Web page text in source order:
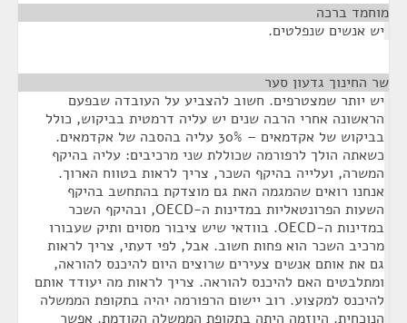
מוחמד ברכה
יש אנשים שנפלטים.
שר החינוך גדעון סער
יש יותר שמצטרפים. חשוב להצביע על העובדה שבפעם
הראשונה אחרי הרבה שנים יש עליה דרמטית בביקוש, כולל
בביקוש של אקדמאים – 30% עליה בהסבה של אקדמאים.
כשאתה הולך לרפורמה שכוללת שני מרכיבים: עליה בהיקף
המשרה, ועלייה בהיקף השכר, צריך לראות בטווח הארוך.
אנחנו רואים שהמגמה האת גם מוצדקת בהתחשב בהיקף
השעות הפרונטאליות במדינות ה-OECD, ובהיקף השכר
במדינות ה-OECD. בוודאי שיש ציבור מסוים ותיק שעבורו
מרכיב השכר הוא פחות חשוב. אבל, לפי דעתי, צריך לראות
גם את אותם אנשים צעירים שרוצים היום להיכנס להוראה,
ומתלבטים האם להיכנס להוראה. צריך לראות מה יעודד אותם
להיכנס למקצוע. רוב יישום הרפורמה יהיה בתקופת הממשלה
הנוכחית. היוזמה היתה בתקופת הממשלה הקודמת. אפשר